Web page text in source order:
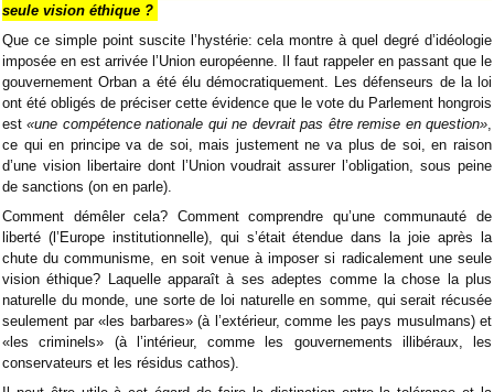
seule vision éthique ?
Que ce simple point suscite l’hystérie: cela montre à quel degré d’idéologie
imposée en est arrivée l’Union européenne. Il faut rappeler en passant que le
gouvernement Orban a été élu démocratiquement. Les défenseurs de la loi
ont été obligés de préciser cette évidence que le vote du Parlement hongrois
est«une compétence nationale qui ne devrait pas être remise en question»
ce qui en principe va de soi, mais justement ne va plus de soi, en raison
d’une vision libertaire dont l’Union voudrait assurer l’obligation, sous peine
de sanctions (on en parle).
Comment démêler cela? Comment comprendre qu’une communauté de
liberté (l’Europe institutionnelle), qui s’était étendue dans la joie après la
chute du communisme, en soit venue à imposer si radicalement une seule
vision éthique? Laquelle apparaît à ses adeptes comme la chose la plus
naturelle du monde, une sorte de loi naturelle en somme, qui serait récusée
seulement par «les barbares» (à l’extérieur, comme les pays musulmans) et
«les criminels» (à l’intérieur, comme les gouvernements illibéraux, les
conservateurs et les résidus cathos).